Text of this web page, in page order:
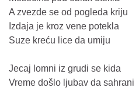
A zvezde se od pogleda kriju
Izdaja je kroz vene potekla
Suze kreću lice da umiju
Jecaj lomni iz grudi se kida
Vreme došlo ljubav da sahrani